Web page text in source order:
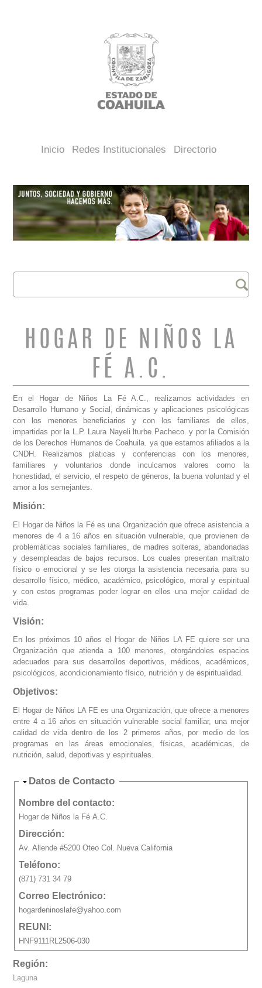
Inicio Redes Institucionales Directorio
FORMULARIO DE
BÚSQUEDA
Buscar
HOGAR DE NIÑOS LA
FÉ A.C.
En el Hogar de Niños La Fé A.C., realizamos actividades en
Desarrollo Humano y Social, dinámicas y aplicaciones psicológicas
con los menores beneficiarios y con los familiares de ellos,
impartidas por la L.P. Laura Nayeli lturbe Pacheco. y por la Comisión
de los Derechos Humanos de Coahuila. ya que estamos afiliados a la
CNDH. Realizamos platicas y conferencias con los menores,
familiares y voluntarios donde inculcamos valores como la
honestidad, el servicio, el respeto de géneros, la buena voluntad y el
amor a los semejantes.
Misión:
El Hogar de Niños la Fé es una Organización que ofrece asistencia a
menores de 4 a 16 años en situación vulnerable, que provienen de
problemáticas sociales familiares, de madres solteras, abandonadas
y desempleadas de bajos recursos. Los cuales presentan maltrato
físico o emocional y se les otorga la asistencia necesaria para su
desarrollo físico, médico, académico, psicológico, moral y espiritual
y con estos programas poder lograr en ellos una mejor calidad de
vida.
Visión:
En los próximos 10 años el Hogar de Niños LA FE quiere ser una
Organización que atienda a 100 menores, otorgándoles espacios
adecuados para sus desarrollos deportivos, médicos, académicos,
psicológicos, acondicionamiento físico, nutrición y de espiritualidad.
Objetivos:
El Hogar de Niños LA FE es una Organización, que ofrece a menores
entre 4 a 16 años en situación vulnerable social familiar, una mejor
calidad de vida dentro de los 2 primeros años, por medio de los
programas en las áreas emocionales, físicas, académicas, de
nutrición, salud, deportivas y espirituales.
Ocultar
Datos de Contacto
Nombre del contacto:
Hogar de Niños la Fé A.C.
Dirección:
Av. Allende #5200 Oteo Col. Nueva California
Teléfono:
(871) 731 34 79
Correo Electrónico:
hogardeninoslafe@yahoo.com
REUNI:
HNF9111RL2506-030
Región:
Laguna